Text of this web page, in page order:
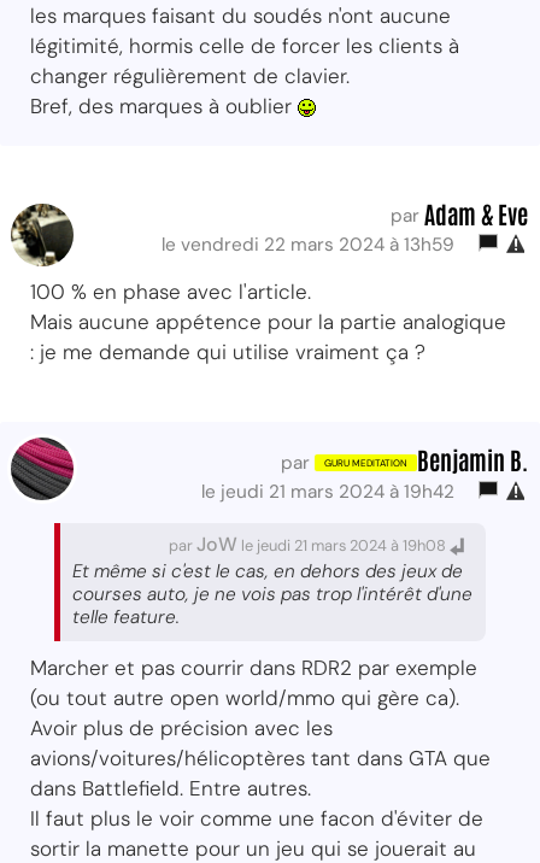
les marques faisant du soudés n'ont aucune
légitimité, hormis celle de forcer les clients à
changer régulièrement de clavier.
Bref, des marques à oublier
par Adam & Eve
le vendredi 22 mars 2024 à 13h59
100 % en phase avec l'article.
Mais aucune appétence pour la partie analogique
: je me demande qui utilise vraiment ça ?
par Benjamin B.
le jeudi 21 mars 2024 à 19h42
parJoW le jeudi 21 mars 2024 à 19h08
Et même si c'est le cas, en dehors des jeux de
courses auto, je ne vois pas trop l'intérêt d'une
telle feature.
Marcher et pas courrir dans RDR2 par exemple
(ou tout autre open world/mmo qui gère ca).
Avoir plus de précision avec les
avions/voitures/hélicoptères tant dans GTA que
dans Battlefield. Entre autres.
Il faut plus le voir comme une facon d'éviter de
sortir la manette pour un jeu qui se jouerait au